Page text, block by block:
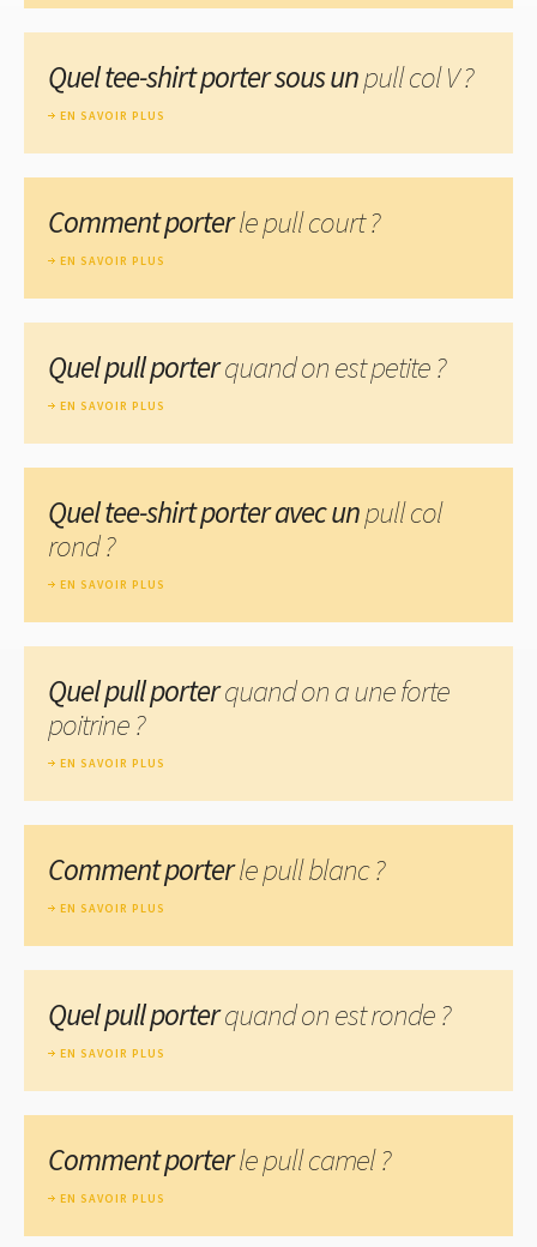
Quel tee-shirt porter sous unpull col V ?
EN SAVOIR PLUS
Comment porterle pull court ?
EN SAVOIR PLUS
Quel pull porterquand on est petite ?
EN SAVOIR PLUS
Quel tee-shirt porter avec unpull col
rond ?
EN SAVOIR PLUS
Quel pull porterquand on a une forte
poitrine ?
EN SAVOIR PLUS
Comment porterle pull blanc ?
EN SAVOIR PLUS
Quel pull porterquand on est ronde ?
EN SAVOIR PLUS
Comment porterle pull camel ?
EN SAVOIR PLUS